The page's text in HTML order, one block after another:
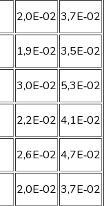
2,0E‑02 3,7E‑02
1,9E‑02 3,5E‑02
3,0E‑02 5,3E‑02
2,2E‑02 4,1E‑02
2,6E‑02 4,7E‑02
2,0E‑02 3,7E‑02